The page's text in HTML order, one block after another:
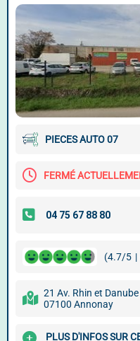
PIECES AUTO 07
FERMÉ
(4.7/5 |
21 Av. Rhin et Danube
07100 Annonay
PLUS D'INFOS SUR